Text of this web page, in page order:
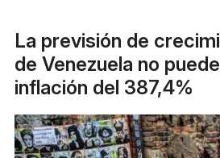
La previsión de
de Venezuela no
inflación del 387,4%